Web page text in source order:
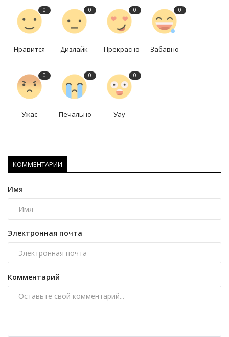
0
Нравится
0
Дизлайк
0
Прекрасно
0
Забавно
0
Ужас
0
Печально
0
Уау
КОММЕНТАРИИ
Имя
Электронная почта
Комментарий